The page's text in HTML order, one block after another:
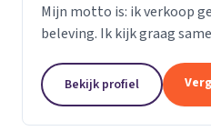
Mijn motto is: ik verkoop
beleving. Ik kijk graag
luister. Niet de stalen of
Bekijk profiel